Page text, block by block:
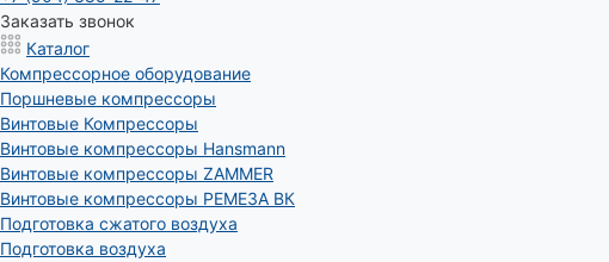
Заказать звонок
Каталог
Компрессорное оборудование
Поршневые компрессоры
Винтовые Компрессоры
Винтовые компрессоры Hansmann
Винтовые компрессоры ZAMMER
Винтовые компрессоры РЕМЕЗА ВК
Подготовка сжатого воздуха
Подготовка воздуха